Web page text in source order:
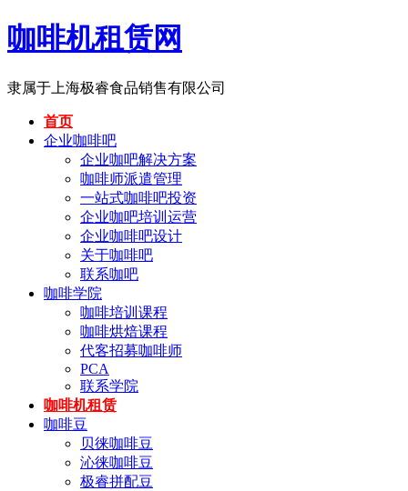
咖啡机租赁网
隶属于上海极睿食品销售有限公司
首页
企业咖啡吧
企业咖吧解决方案
咖啡师派遣管理
一站式咖啡吧投资
企业咖吧培训运营
企业咖啡吧设计
关于咖啡吧
联系咖吧
咖啡学院
咖啡培训课程
咖啡烘焙课程
代客招募咖啡师
PCA
联系学院
咖啡机租赁
咖啡豆
贝徕咖啡豆
沁徕咖啡豆
极睿拼配豆